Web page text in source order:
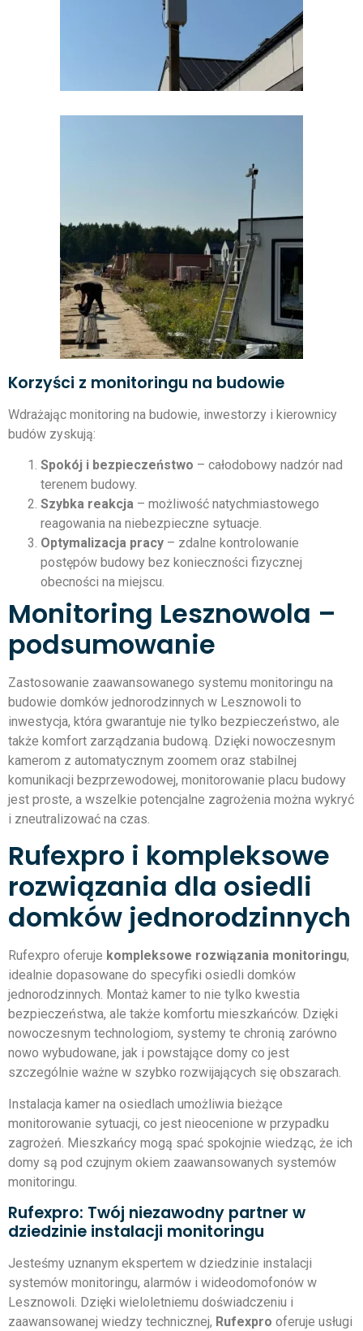
Korzyści z monitoringu na budowie
Wdrażając monitoring na budowie, inwestorzy i kierownicy
budów zyskują:
Spokój i bezpieczeństwo – całodobowy nadzór nad
terenem budowy.
Szybka reakcja – możliwość natychmiastowego
reagowania na niebezpieczne sytuacje.
Optymalizacja pracy – zdalne kontrolowanie
postępów budowy bez konieczności fizycznej
obecności na miejscu.
Monitoring Lesznowola –
podsumowanie
Zastosowanie zaawansowanego systemu monitoringu na
budowie domków jednorodzinnych w Lesznowoli to
inwestycja, która gwarantuje nie tylko bezpieczeństwo, ale
także komfort zarządzania budową. Dzięki nowoczesnym
kamerom z automatycznym zoomem oraz stabilnej
komunikacji bezprzewodowej, monitorowanie placu budowy
jest proste, a wszelkie potencjalne zagrożenia można wykryć
i zneutralizować na czas.
Rufexpro i kompleksowe
rozwiązania dla osiedli
domków jednorodzinnych
Rufexpro oferuje kompleksowe rozwiązania monitoringu,
idealnie dopasowane do specyfiki osiedli domków
jednorodzinnych. Montaż kamer to nie tylko kwestia
bezpieczeństwa, ale także komfortu mieszkańców. Dzięki
nowoczesnym technologiom, systemy te chronią zarówno
nowo wybudowane, jak i powstające domy co jest
szczególnie ważne w szybko rozwijających się obszarach.
Instalacja kamer na osiedlach umożliwia bieżące
monitorowanie sytuacji, co jest nieocenione w przypadku
zagrożeń. Mieszkańcy mogą spać spokojnie wiedząc, że ich
domy są pod czujnym okiem zaawansowanych systemów
monitoringu.
Rufexpro: Twój niezawodny partner w
dziedzinie instalacji monitoringu
Jesteśmy uznanym ekspertem w dziedzinie instalacji
systemów monitoringu, alarmów i wideodomofonów w
Lesznowoli. Dzięki wieloletniemu doświadczeniu i
zaawansowanej wiedzy technicznej, Rufexpro oferuje usługi